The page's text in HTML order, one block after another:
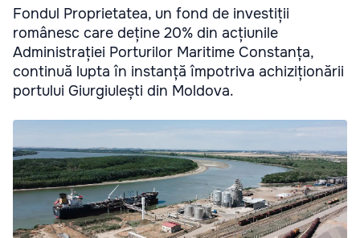
Fondul Proprietatea, un fond de investiții
românesc care deține 20% din acțiunile
Administrației Porturilor Maritime Constanța,
continuă lupta în instanță împotriva achiziționării
portului Giurgiulești din Moldova.